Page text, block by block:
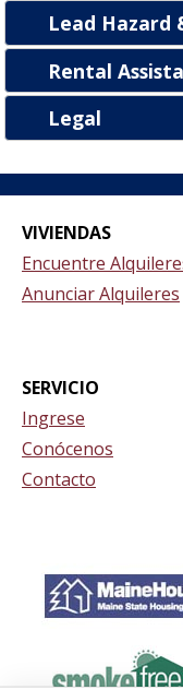
Lead Hazard
Rental
Legal
VIVIENDAS
Encuentre
Anunciar Alquileres
SERVICIO
Ingrese
Conócenos
Contacto